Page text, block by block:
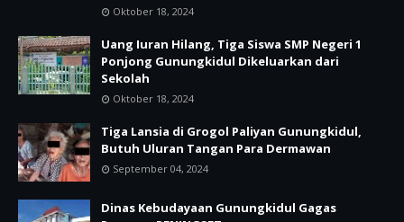
Oktober 18, 2024
Uang Iuran Hilang, Tiga Siswa SMP Negeri 1
Ponjong Gunungkidul Dikeluarkan dari
Sekolah
Oktober 18, 2024
Tiga Lansia di Grogol Paliyan Gunungkidul,
Butuh Uluran Tangan Para Dermawan
September 04, 2024
Dinas Kebudayaan Gunungkidul Gagas